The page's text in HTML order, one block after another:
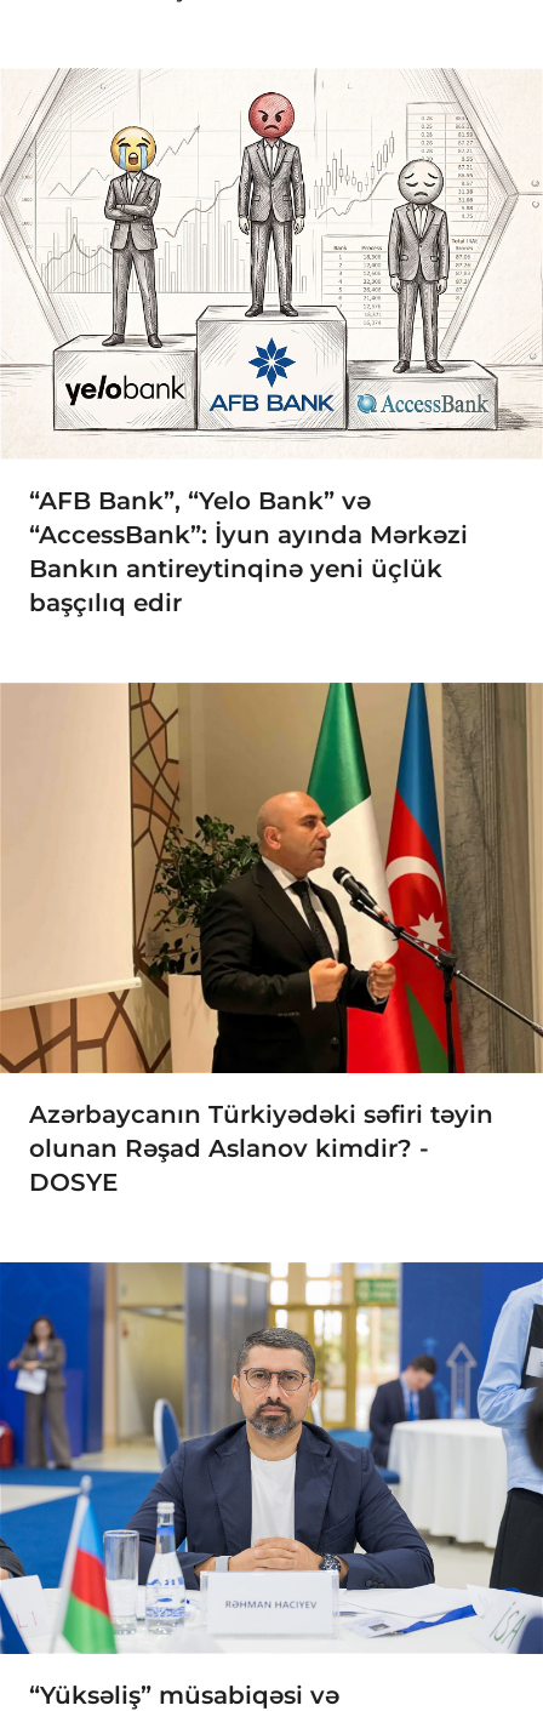
“AFB Bank”, “Yelo Bank” və
“AccessBank”: İyun ayında Mərkəzi
Bankın antireytinqinə yeni üçlük
başçılıq edir
Azərbaycanın Türkiyədəki səfiri təyin
olunan Rəşad Aslanov kimdir? -
DOSYE
“Yüksəliş” müsabiqəsi və